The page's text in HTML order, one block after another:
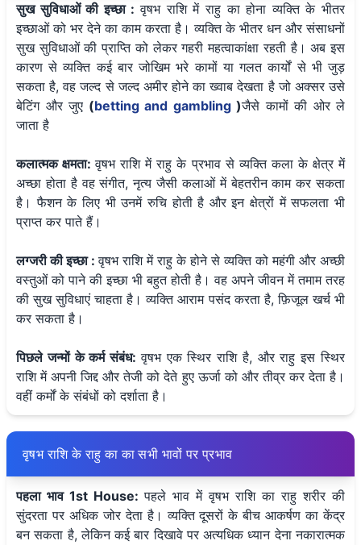
सुख सुविधाओं की इच्छा :वृषभ राशि में राहु का होना व्यक्ति के भीतर
इच्छाओं को भर देने का काम करता है। व्यक्ति के भीतर धन और संसाधनों
सुख सुविधाओं की प्राप्ति को लेकर गहरी महत्वाकांक्षा रहती है। अब इस
कारण से व्यक्ति कई बार जोखिम भरे कामों या गलत कार्यों से भी जुड़
सकता है, वह जल्द से जल्द अमीर होने का ख्वाब देखता है जो अक्सर उसे
बेटिंग और जुए (betting and gambling)जैसे कामों की ओर ले
जाता है
कलात्मक क्षमता:वृषभ राशि में राहु के प्रभाव से व्यक्ति कला के क्षेत्र में
अच्छा होता है वह संगीत, नृत्य जैसी कलाओं में बेहतरीन काम कर सकता
है। फैशन के लिए भी उनमें रुचि होती है और इन क्षेत्रों में सफलता भी
प्राप्त कर पाते हैं।
लग्जरी की इच्छा :वृषभ राशि में राहु के होने से व्यक्ति को महंगी और अच्छी
वस्तुओं को पाने की इच्छा भी बहुत होती है। वह अपने जीवन में तमाम तरह
की सुख सुविधाएं चाहता है। व्यक्ति आराम पसंद करता है, फ़िजूल खर्च भी
कर सकता है।
पिछले जन्मों के कर्म संबंध:वृषभ एक स्थिर राशि है, और राहु इस स्थिर
राशि में अपनी जिद्द और तेजी को देते हुए ऊर्जा को और तीव्र कर देता है।
वहीं कर्मों के संबंधों को दर्शाता है।
वृषभ राशि के राहु का का सभी भावों पर प्रभाव
पहला भाव 1st House:पहले भाव में वृषभ राशि का राहु शरीर की
सुंदरता पर अधिक जोर देता है। व्यक्ति दूसरों के बीच आकर्षण का केंद्र
बन सकता है, लेकिन कई बार दिखावे पर अत्यधिक ध्यान देना नकारात्मक